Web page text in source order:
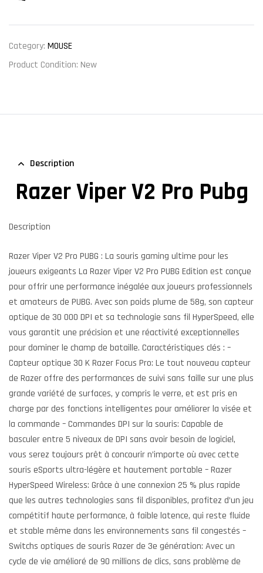
Category: MOUSE
Product Condition: New
Description
Razer Viper V2 Pro Pubg
Description
Razer Viper V2 Pro PUBG : La souris gaming ultime pour les
joueurs exigeants La Razer Viper V2 Pro PUBG Edition est conçue
pour offrir une performance inégalée aux joueurs professionnels
et amateurs de PUBG. Avec son poids plume de 58g, son capteur
optique de 30 000 DPI et sa technologie sans fil HyperSpeed, elle
vous garantit une précision et une réactivité exceptionnelles
pour dominer le champ de bataille. Caractéristiques clés : –
Capteur optique 30 K Razer Focus Pro: Le tout nouveau capteur
de Razer offre des performances de suivi sans faille sur une plus
grande variété de surfaces, y compris le verre, et est pris en
charge par des fonctions intelligentes pour améliorer la visée et
la commande – Commandes DPI sur la souris: Capable de
basculer entre 5 niveaux de DPI sans avoir besoin de logiciel,
vous serez toujours prêt à concourir n’importe où avec cette
souris eSports ultra-légère et hautement portable – Razer
HyperSpeed Wireless: Grâce à une connexion 25 % plus rapide
que les autres technologies sans fil disponibles, profitez d’un jeu
compétitif haute performance, à faible latence, qui reste fluide
et stable même dans les environnements sans fil congestés –
Switchs optiques de souris Razer de 3e génération: Avec un
cycle de vie amélioré de 90 millions de clics, sans problème de